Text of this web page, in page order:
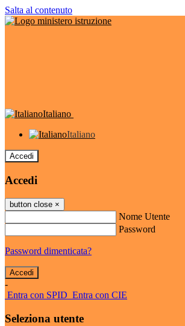
Salta al contenuto
Italiano
Italiano
Accedi
Accedi
button close ×
Nome Utente
Password
Password dimenticata?
-
Entra con SPID Entra con CIE
Seleziona utente